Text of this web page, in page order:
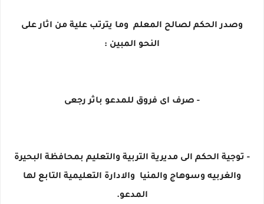
وصدر الحكم لصالح المعلم وما يترتب علية من اثار على
النحو المبين :
- صرف اى فروق للمدعو باثر رجعى
- توجية الحكم الى مديرية التربية والتعليم بمحافظة البحيرة
والغربيه وسوهاج والمنيا والادارة التعليمية التابع لها
المدعو.